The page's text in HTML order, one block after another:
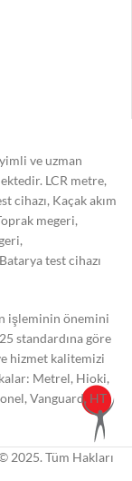
ve uzman
LCR metre,
cihazı, Kaçak akım
megeri,
test cihazı
işleminin önemini
standardına göre
hizmet kalitemizi
Metrel, Hioki,
Vanguard, HT
2025. Tüm Hakları